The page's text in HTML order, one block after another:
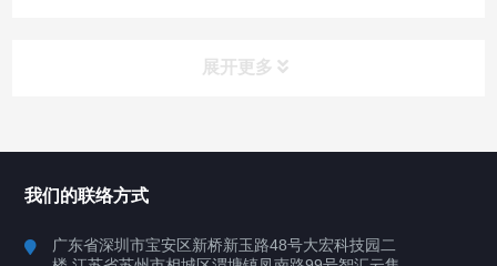
展开更多
我们的联络方式
广东省深圳市宝安区新桥新玉路48号大宏科技园二